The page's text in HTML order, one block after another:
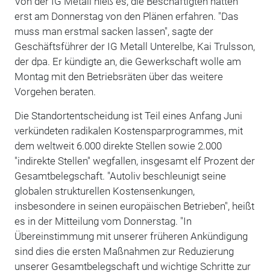
erst am Donnerstag von den Plänen erfahren. "Das
muss man erstmal sacken lassen", sagte der
Geschäftsführer der IG Metall Unterelbe, Kai Trulsson,
der dpa. Er kündigte an, die Gewerkschaft wolle am
Montag mit den Betriebsräten über das weitere
Vorgehen beraten.
Die Standortentscheidung ist Teil eines Anfang Juni
verkündeten radikalen Kostensparprogrammes, mit
dem weltweit 6.000 direkte Stellen sowie 2.000
"indirekte Stellen" wegfallen, insgesamt elf Prozent der
Gesamtbelegschaft. "Autoliv beschleunigt seine
globalen strukturellen Kostensenkungen,
insbesondere in seinen europäischen Betrieben", heißt
es in der Mitteilung vom Donnerstag. "In
Übereinstimmung mit unserer früheren Ankündigung
sind dies die ersten Maßnahmen zur Reduzierung
unserer Gesamtbelegschaft und wichtige Schritte zur